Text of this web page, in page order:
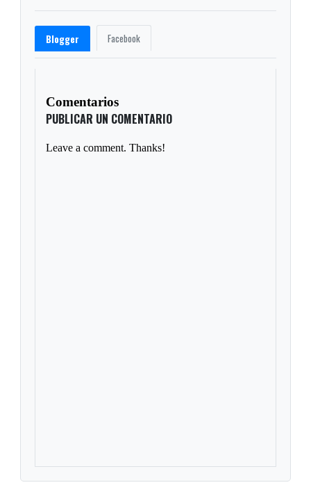
Blogger Facebook
Comentarios
PUBLICAR UN COMENTARIO
Leave a comment. Thanks!